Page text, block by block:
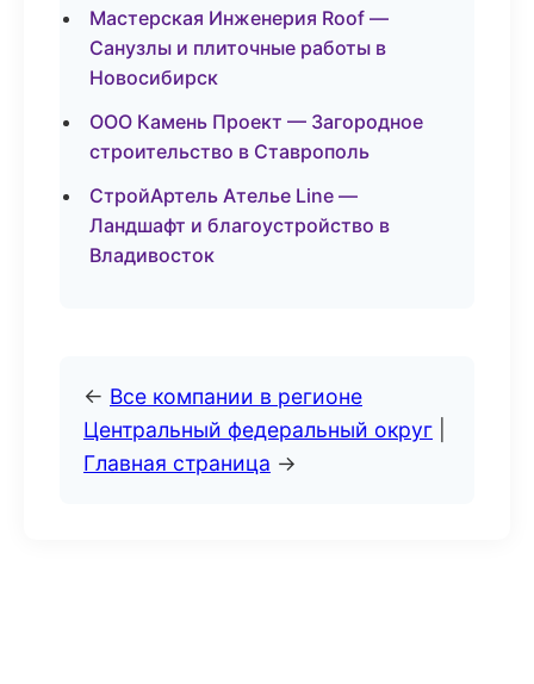
Мастерская Инженерия Roof —
Санузлы и плиточные работы в
Новосибирск
ООО Камень Проект — Загородное
строительство в Ставрополь
СтройАртель Ателье Line —
Ландшафт и благоустройство в
Владивосток
← Все компании в регионе
Центральный федеральный округ
Главная страница →